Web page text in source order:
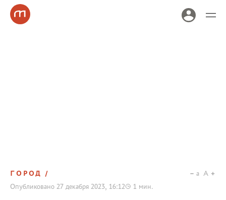
ГОРОД
Опубликовано 27 декабря 2023, 16:12 1 мин.
a A